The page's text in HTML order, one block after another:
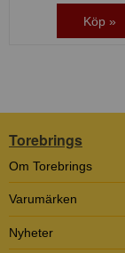
Köp »
Torebrings
Om Torebrings
Varumärken
Nyheter